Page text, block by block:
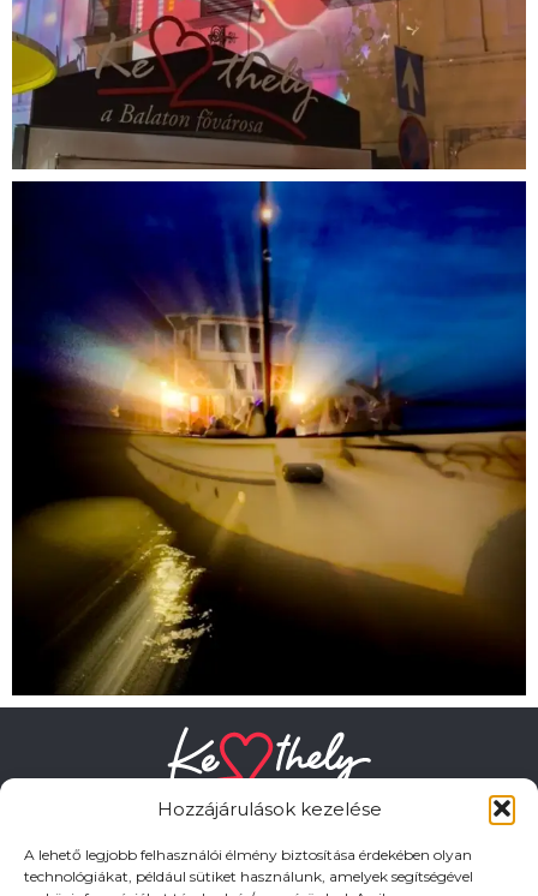
Hozzájárulások kezelése
A lehető legjobb felhasználói élmény biztosítása érdekében olyan
technológiákat, például sütiket használunk, amelyek segítségével